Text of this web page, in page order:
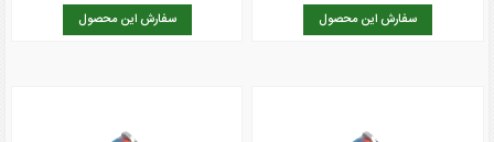
سفارش این محصول سفارش این محصول